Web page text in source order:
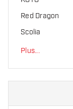
Red Dragon
Scolia
Plus...